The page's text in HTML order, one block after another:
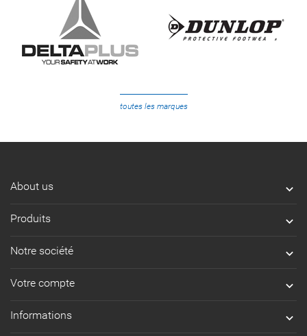
toutes les marques
About us 
Produits 
Notre société 
Votre compte 
Informations 